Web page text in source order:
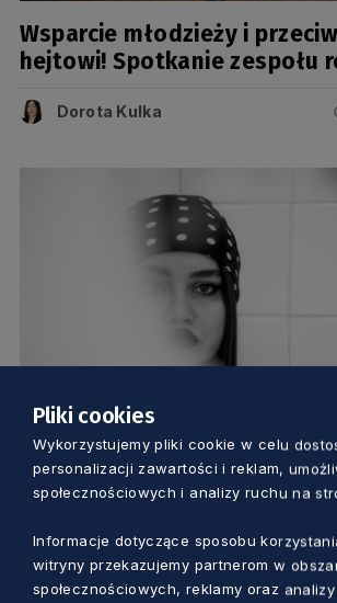
Wsparcie młodzieży i
hejtowi! Spotkanie zespołu
Dorota Kulka
ZDROWIE
Hejt może zabić! Nie bądź
pomocy?
Dorota Kulka
Pliki cookies
Wykorzystujemy pliki cookie w celu
personalizacji zawartości i reklam,
społecznościowych i analizy ruchu na
Informacje dotyczące sposobu
witryny przekazujemy partnerom w
społecznościowych, reklamy oraz